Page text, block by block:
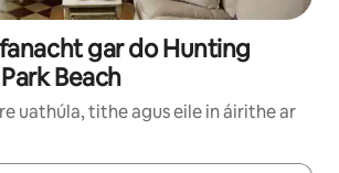
gar do Hunting
Beach
uathúla, tithe agus eile in áirithe ar